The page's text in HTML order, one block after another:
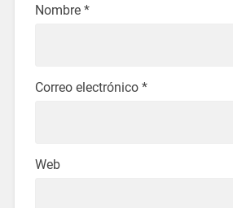
Nombre *
Correo electrónico *
Web